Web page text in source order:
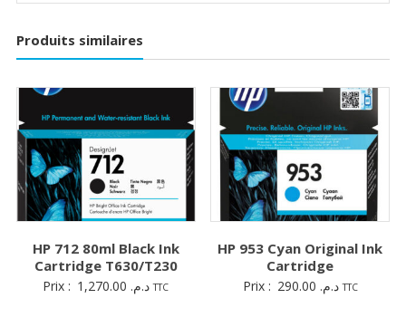
Produits similaires
HP 712 80ml Black Ink
Cartridge T630/T230
Prix : د.م. TTC
HP 953 Cyan Original Ink
Cartridge
Prix : د.م. TTC